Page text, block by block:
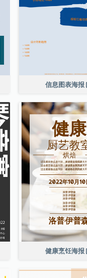
信息图表海报
健康烹饪海报